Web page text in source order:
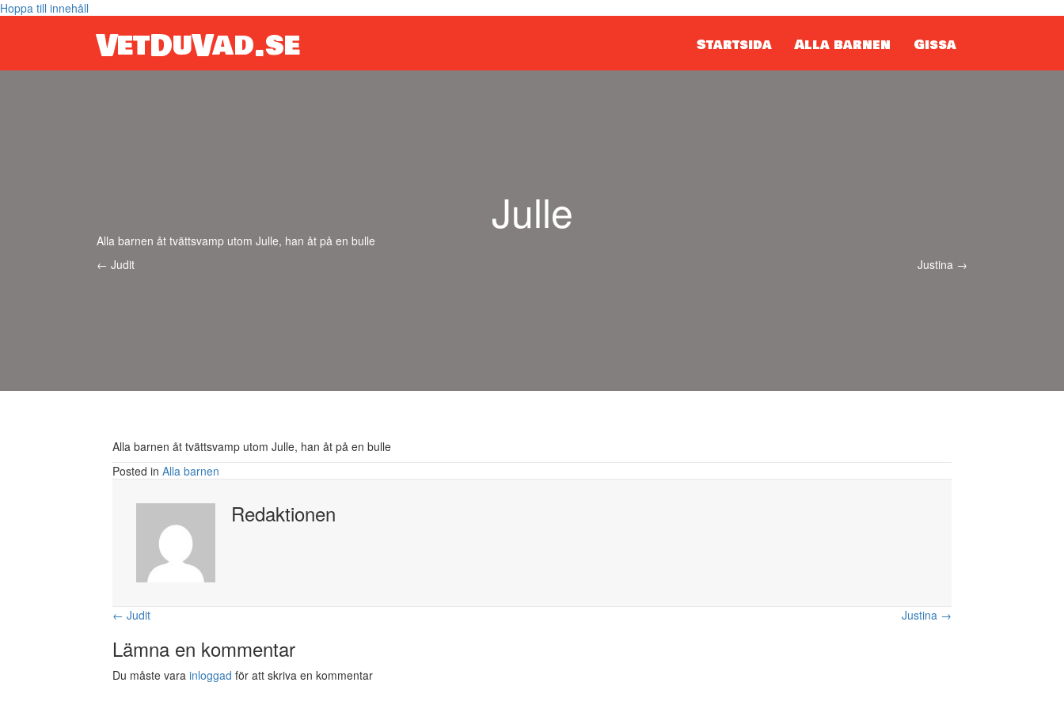
Hoppa till innehåll
VetDuVad.se Startsida Alla barnen Gissa
Julle
Alla barnen åt tvättsvamp utom Julle, han åt på en bulle
Posts
← Judit Justina →
Alla barnen åt tvättsvamp utom Julle, han åt på en bulle
Posted in Alla barnen
Redaktionen
Posts
navigation
← Judit Justina →
Lämna en kommentar
Du måste vara inloggad för att skriva en kommentar